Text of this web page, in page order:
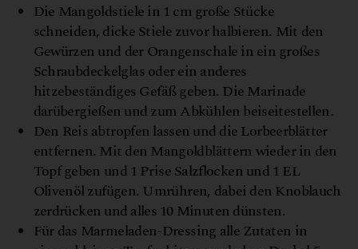
Die Mangoldstiele in 1 cm große Stücke
schneiden, dicke Stiele zuvor halbieren. Mit den
Gewürzen und der Orangenschale in ein großes
Schraubdeckelglas oder ein anderes
hitzebeständiges Gefäß geben. Die Marinade
darübergießen und zum Abkühlen beiseitestellen.
Den Reis abtropfen lassen und die Lorbeerblätter
entfernen. Mit den Mangoldblättern wieder in den
Topf geben und 1 Prise Salzflocken und 1 EL
Olivenöl zufügen. Umrühren, dabei den Knoblauch
zerdrücken und alles 10 Minuten dünsten.
Für das Marmeladen-Dressing alle Zutaten in